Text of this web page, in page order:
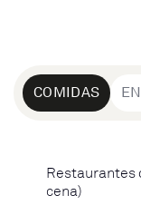
COMIDAS
Restaurantes
cena)